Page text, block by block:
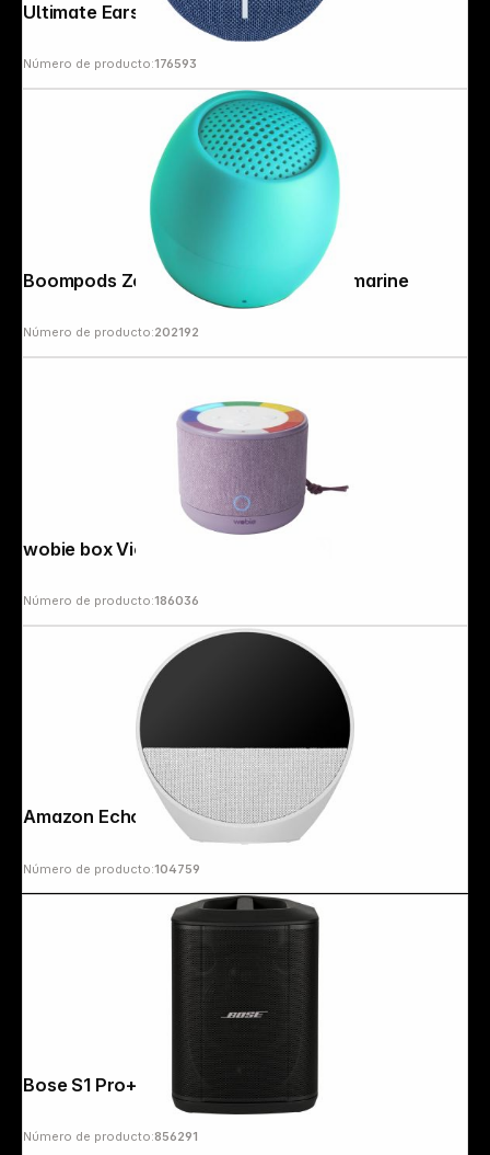
Ultimate Ears Miniroll Majestic Blue
Número de producto:176593
Boompods Zero Ocean Speaker Aquamarine
Número de producto:202192
wobie box Violet
Número de producto:186036
Amazon Echo Spot 2024 white
Número de producto:104759
Bose S1 Pro+
Número de producto:856291
Copyright © 2000 - 2026 DIFOX. All rights reserved.